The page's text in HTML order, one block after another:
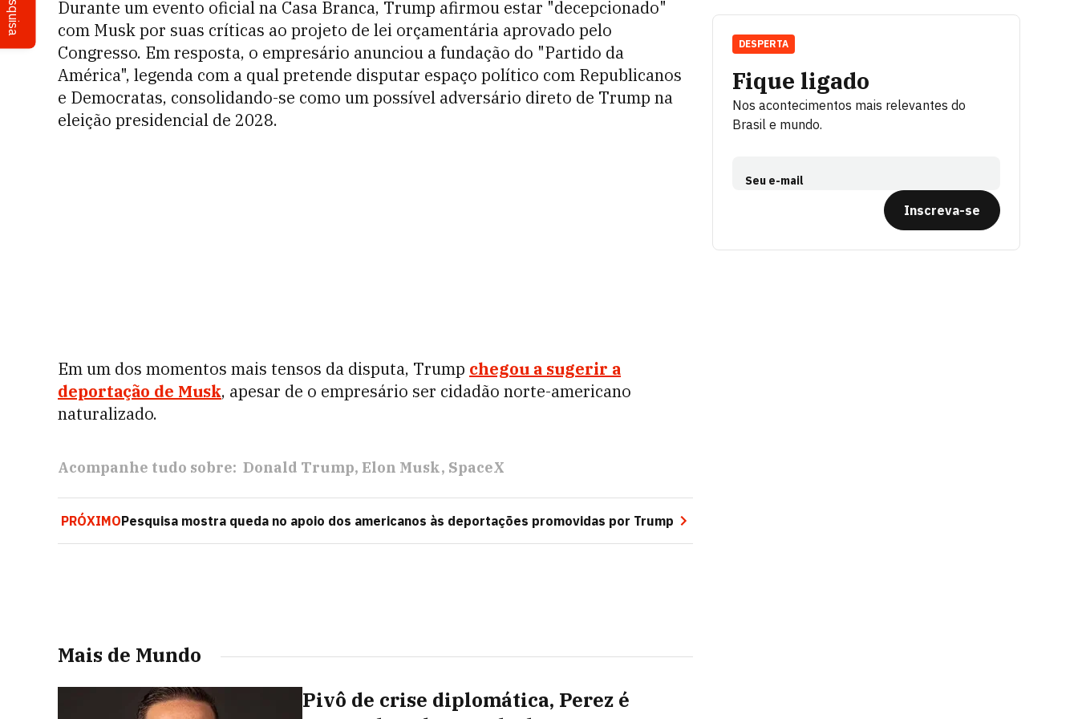
Durante um evento oficial na Casa Branca, Trump afirmou estar "decepcionado"
com Musk por suas críticas ao projeto de lei orçamentária aprovado pelo
Congresso. Em resposta, o empresário anunciou a fundação do "Partido da
América", legenda com a qual pretende disputar espaço político com Republicanos
e Democratas, consolidando-se como um possível adversário direto de Trump na
eleição presidencial de 2028.
Em um dos momentos mais tensos da disputa, Trump chegou a sugerir a
deportação de Musk, apesar de o empresário ser cidadão norte-americano
naturalizado.
Acompanhe tudo sobre: Donald Trump Elon Musk SpaceX
PRÓXIMOPesquisa mostra queda no apoio dos americanos às deportações promovidas por Trump
Mais de Mundo
Pivô de crise diplomática, Perez é
Fique ligado
Nos acontecimentos mais relevantes do
Brasil e mundo.
Seu e-mail
Inscreva-se
DESPERTA